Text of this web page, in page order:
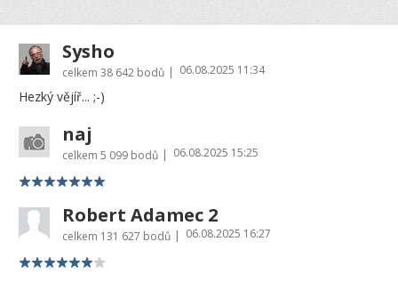
Sysho
celkem 38 642 bodů | 06.08.2025 11:34
Hezký vějíř... ;-)
naj
celkem 5 099 bodů | 06.08.2025 15:25
Robert Adamec 2
celkem 131 627 bodů | 06.08.2025 16:27